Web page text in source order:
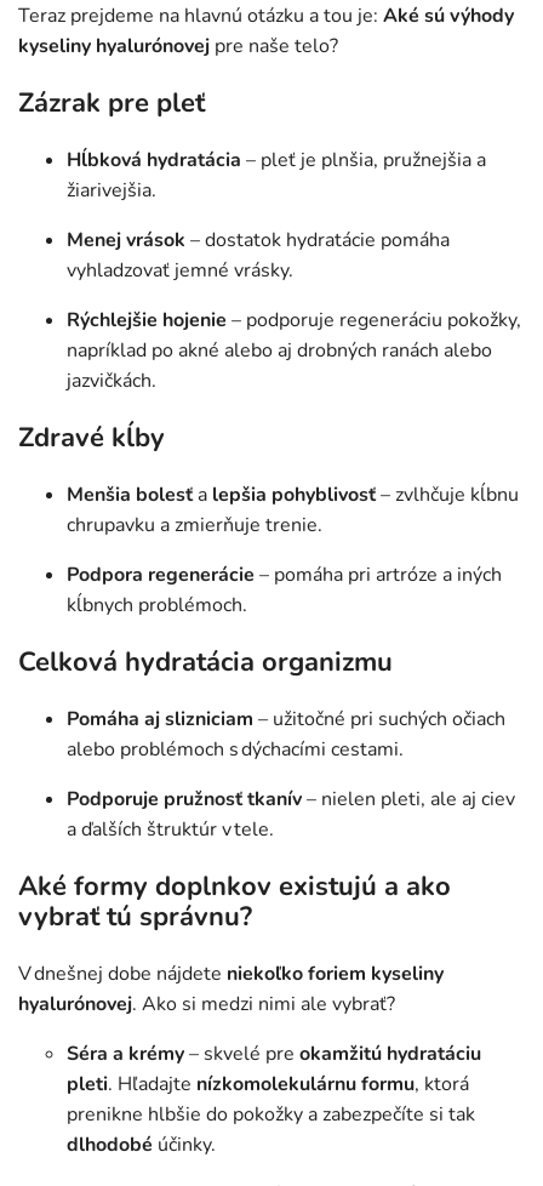
Teraz prejdeme na hlavnú otázku a tou je: Aké sú výhody
kyseliny hyalurónovej pre naše telo?
Zázrak pre pleť
Hĺbková hydratácia – pleť je plnšia, pružnejšia a
žiarivejšia.
Menej vrások – dostatok hydratácie pomáha
vyhladzovať jemné vrásky.
Rýchlejšie hojenie – podporuje regeneráciu pokožky,
napríklad po akné alebo aj drobných ranách alebo
jazvičkách.
Zdravé kĺby
Menšia bolesťa lepšia pohyblivosť– zvlhčuje kĺbnu
chrupavku a zmierňuje trenie.
Podpora regenerácie – pomáha pri artróze a iných
kĺbnych problémoch.
Celková hydratácia organizmu
Pomáha aj slizniciam – užitočné pri suchých očiach
alebo problémoch s dýchacími cestami.
Podporuje pružnosť tkanív– nielen pleti, ale aj ciev
a ďalších štruktúr v tele.
Aké formy doplnkov existujú a ako
vybrať tú správnu?
V dnešnej dobe nájdete niekoľko foriem kyseliny
hyalurónovej. Ako si medzi nimi ale vybrať?
Séra a krémy– skvelé pre okamžitú hydratáciu
pleti. Hľadajte nízkomolekulárnuformu, ktorá
prenikne hlbšie do pokožky a zabezpečíte si tak
dlhodobé účinky.